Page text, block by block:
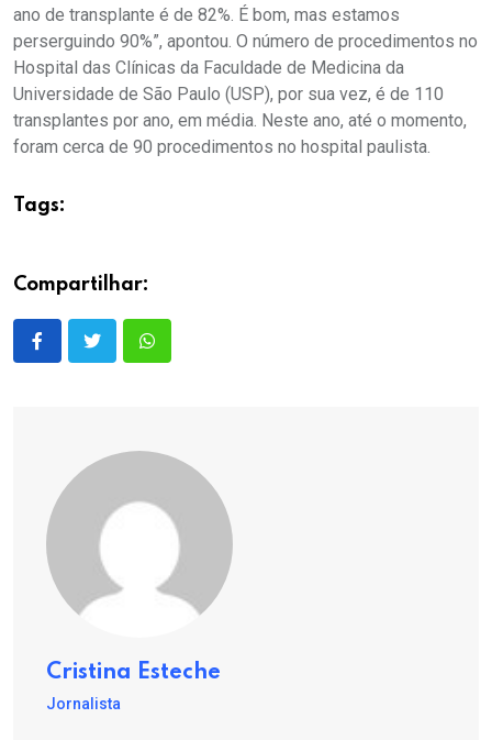
ano de transplante é de 82%. É bom, mas estamos
perserguindo 90%”, apontou. O número de procedimentos no
Hospital das Clínicas da Faculdade de Medicina da
Universidade de São Paulo (USP), por sua vez, é de 110
transplantes por ano, em média. Neste ano, até o momento,
foram cerca de 90 procedimentos no hospital paulista.
Tags:
Compartilhar:
Cristina Esteche
Jornalista